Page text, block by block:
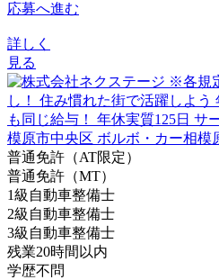
応募へ進む
詳しく
見る
普通免許（AT限定）
普通免許（MT）
1級自動車整備士
2級自動車整備士
3級自動車整備士
残業20時間以内
学歴不問